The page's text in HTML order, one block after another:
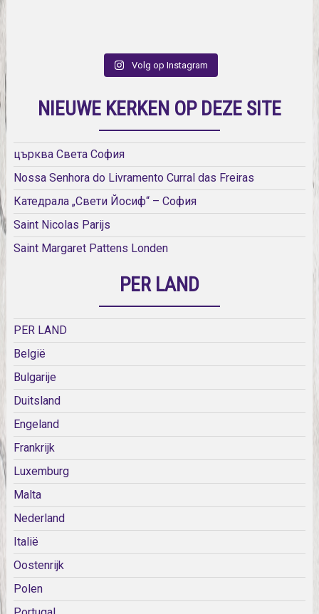
Volg op Instagram
NIEUWE KERKEN OP DEZE SITE
църква Света София
Nossa Senhora do Livramento Curral das Freiras
Катедрала „Свети Йосиф“ – София
Saint Nicolas Parijs
Saint Margaret Pattens Londen
PER LAND
PER LAND
België
Bulgarije
Duitsland
Engeland
Frankrijk
Luxemburg
Malta
Nederland
Italië
Oostenrijk
Polen